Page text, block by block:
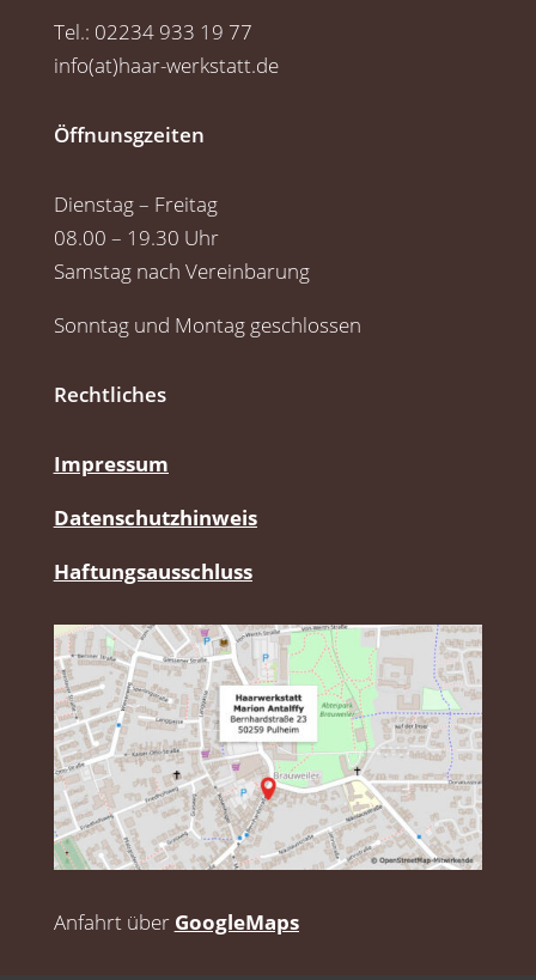
Tel.: 02234 933 19 77
info(at)haar-werkstatt.de
Öffnunsgzeiten
Dienstag – Freitag
08.00 – 19.30 Uhr
Samstag nach Vereinbarung
Sonntag und Montag geschlossen
Rechtliches
Impressum
Datenschutzhinweis
Haftungsausschluss
Anfahrt über GoogleMaps